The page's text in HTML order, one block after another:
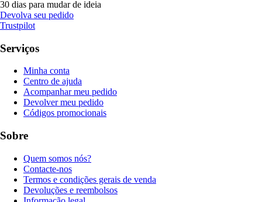
30 dias para mudar de ideia
Devolva seu pedido
Trustpilot
Serviços
Minha conta
Centro de ajuda
Acompanhar meu pedido
Devolver meu pedido
Códigos promocionais
Sobre
Quem somos nós?
Contacte-nos
Termos e condições gerais de venda
Devoluções e reembolsos